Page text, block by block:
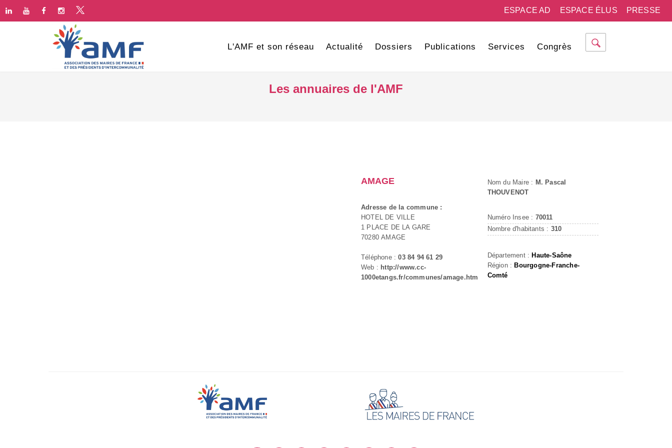
PRESSE
ESPACE ÉLUS
ESPACE AD
L'AMF et son réseau Actualité Dossiers Publications Services Congrès
Les annuaires de l'AMF
AMAGE
Adresse de la commune :
HOTEL DE VILLE
1 PLACE DE LA GARE
70280 AMAGE
Téléphone :03 84 94 61 29
Web : http://www.cc-
1000etangs.fr/communes/amage.htm
Nom du Maire : M. Pascal
THOUVENOT
Numéro Insee : 70011
Nombre d'habitants : 310
Département : Haute-Saône
Région : Bourgogne-Franche-
Comté